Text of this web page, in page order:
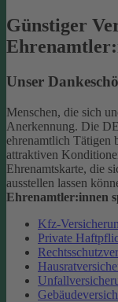
Günstiger
Unser
Menschen, die sich
Anerkennung. Die
ehrenamtlich Tätigen
attraktiven
Ehrenamtskarte, die
ausstellen lassen
Ehrenamtler:innen
Kfz-
Private